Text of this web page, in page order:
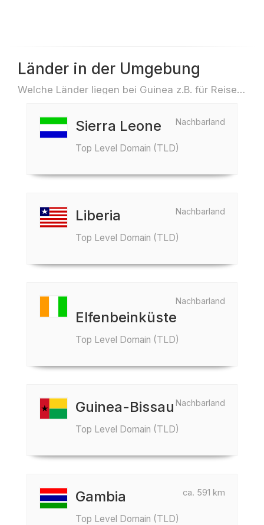
Länder in der Umgebung
Welche Länder liegen bei Guinea z.B. für Reisen oder Flüge
Nachbarland
Sierra Leone
Top Level Domain (TLD)
Nachbarland
Liberia
Top Level Domain (TLD)
Nachbarland
Elfenbeinküste
Top Level Domain (TLD)
Nachbarland
Guinea-Bissau
Top Level Domain (TLD)
ca. 591 km
Gambia
Top Level Domain (TLD)